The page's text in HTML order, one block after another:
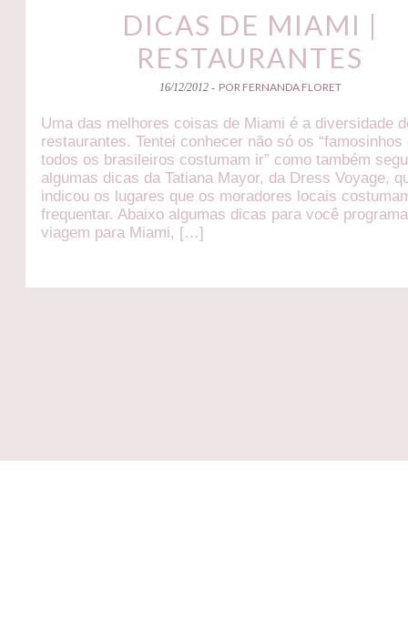
DICAS DE MIAMI |
RESTAURANTES
16/12/2012 - POR FERNANDA FLORET
Uma das melhores coisas de Miami é a diversidade
restaurantes. Tentei conhecer não só os “famosinhos
todos os brasileiros costumam ir” como também
algumas dicas da Tatiana Mayor, da Dress Voyage,
indicou os lugares que os moradores locais
frequentar. Abaixo algumas dicas para você
viagem para Miami, […]